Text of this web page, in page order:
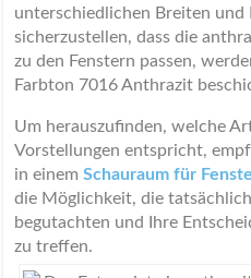
unterschiedlichen Breiten
sicherzustellen, dass die
zu den Fenstern passen,
Farbton 7016 Anthrazit
Um herauszufinden, welche
Vorstellungen entspricht,
in einem Schauraum für
die Möglichkeit, die
begutachten und Ihre
zu treffen.